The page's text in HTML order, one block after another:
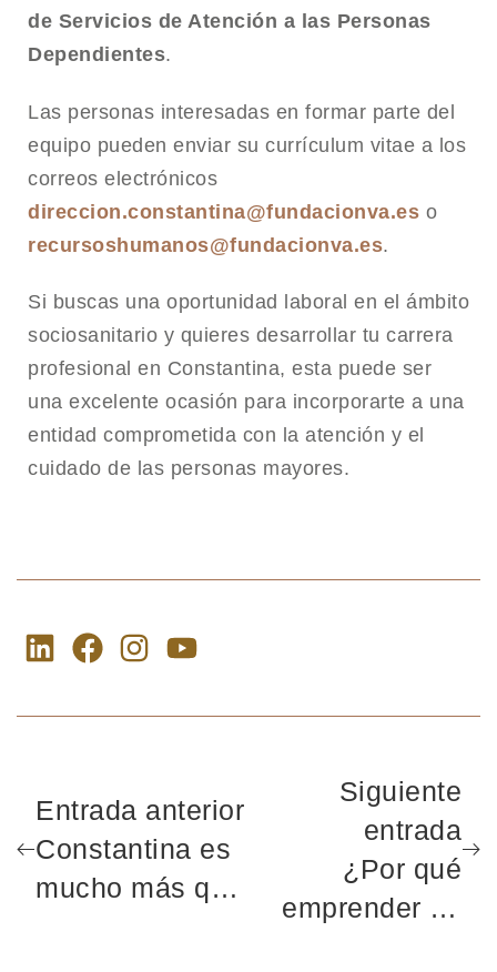
de Servicios de Atención a las Personas
Dependientes.
Las personas interesadas en formar parte del
equipo pueden enviar su currículum vitae a los
correos electrónicos
direccion.constantina@fundacionva.es o
recursoshumanos@fundacionva.es.
Si buscas una oportunidad laboral en el ámbito
sociosanitario y quieres desarrollar tu carrera
profesional en Constantina, esta puede ser
una excelente ocasión para incorporarte a una
entidad comprometida con la atención y el
cuidado de las personas mayores.
Entrada anterior
Constantina es
mucho más que
Siguiente
entrada
¿Por qué
emprender en